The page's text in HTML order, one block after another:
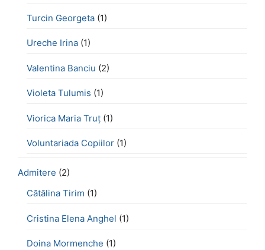
Turcin Georgeta (1)
Ureche Irina (1)
Valentina Banciu (2)
Violeta Tulumis (1)
Viorica Maria Truț (1)
Voluntariada Copiilor (1)
Admitere (2)
Cătălina Tirim (1)
Cristina Elena Anghel (1)
Doina Mormenche (1)